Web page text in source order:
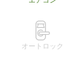
オートロック